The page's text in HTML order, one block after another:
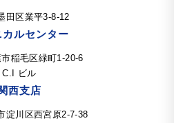
田区業平3-8-12
カルセンター
稲毛区緑町1-20-6
C.I ビル
西支店
淀川区西宮原2-7-38